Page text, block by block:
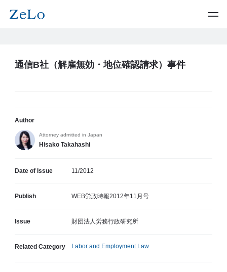
通信B社（解雇無効・地位確認請求）事件
Author
Attorney admitted in Japan
Hisako Takahashi
Date of Issue 11/2012
Publish WEB労政時報2012年11月号
Issue 財団法人労務行政研究所
Related Category Labor and Employment Law